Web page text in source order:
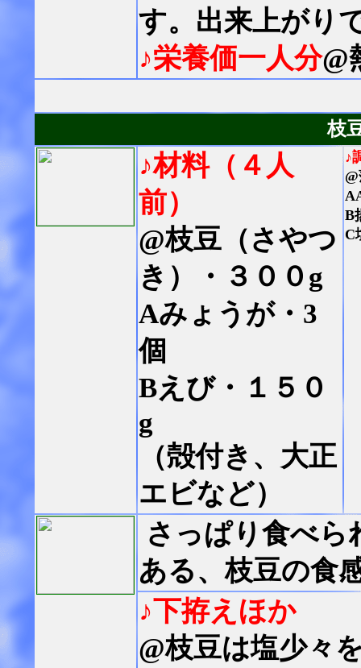
す。出来上がり
♪栄養価一人分@
枝
♪材料（４人
前）
@枝豆（さやつ
き）・３００g
Aみょうが・3
個
Bえび・１５０
g
（殻付き、大正
エビなど）
♪
B
C
さっぱり食べら
ある、枝豆の食
♪下拵えほか
@枝豆は塩少々